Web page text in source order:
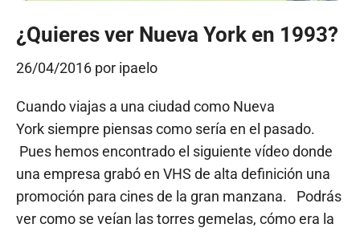
¿Quieres ver Nueva York en 1993?
26/04/2016 por ipaelo
Cuando viajas a una ciudad como Nueva
York siempre piensas como sería en el pasado.
Pues hemos encontrado el siguiente vídeo donde
una empresa grabó en VHS de alta definición una
promoción para cines de la gran manzana. Podrás
ver como se veían las torres gemelas, cómo era la